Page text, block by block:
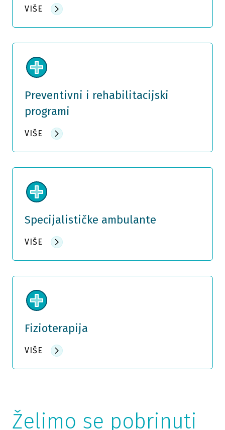
VIŠE
Preventivni i rehabilitacijski
programi
VIŠE
Specijalističke ambulante
VIŠE
Fizioterapija
VIŠE
Želimo se pobrinuti